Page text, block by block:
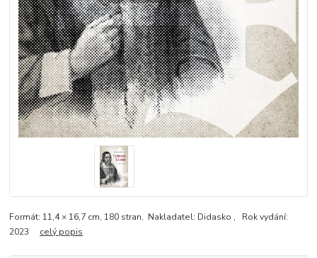
Formát: 11,4 × 16,7 cm, 180 stran, Nakladatel: Didasko , Rok vydání:
2023 celý popis